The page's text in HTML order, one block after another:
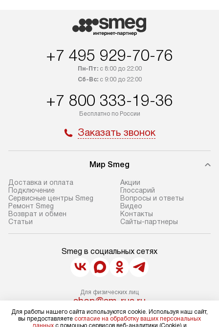
+7 495 929-70-76
Пн-Пт:с 8:00 до 22:00
Сб-Вс:с 9:00 до 22:00
+7 800 333-19-36
Бесплатно по России
Заказать звонок
Мир Smeg
Доставка и оплата
Подключение
Сервисные центры Smeg
Ремонт Smeg
Возврат и обмен
Статьи
Акции
Глоссарий
Вопросы и ответы
Видео
Контакты
Сайты-партнеры
Smeg в социальных сетях
Для физических лиц
shop@sm-rus.ru
Для юридических лиц
business@kvalitet.company
Для работы нашего сайта используются cookie. Используя наш сайт,
вы предоставляете согласие на обработку ваших персональных
данных с помощью сервисов веб-аналитики (Cookie) и